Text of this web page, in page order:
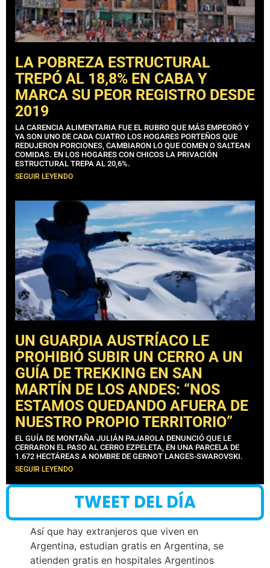
LA POBREZA ESTRUCTURAL
TREPÓ AL 18,8% EN CABA Y
MARCA SU PEOR REGISTRO DESDE
2019
LA CARENCIA ALIMENTARIA FUE EL RUBRO QUE MÁS EMPEORÓ Y
YA SON UNO DE CADA CUATRO LOS HOGARES PORTEÑOS QUE
REDUJERON PORCIONES, CAMBIARON LO QUE COMEN O SALTEAN
COMIDAS. EN LOS HOGARES CON CHICOS LA PRIVACIÓN
ESTRUCTURAL TREPA AL 20,6%.
SEGUIR LEYENDO
UN GUARDIA AUSTRÍACO LE
PROHIBIÓ SUBIR UN CERRO A UN
GUÍA DE TREKKING EN SAN
MARTÍN DE LOS ANDES: “NOS
ESTAMOS QUEDANDO AFUERA DE
NUESTRO PROPIO TERRITORIO”
EL GUÍA DE MONTAÑA JULIÁN PAJAROLA DENUNCIÓ QUE LE
CERRARON EL PASO AL CERRO EZPELETA, EN UNA PARCELA DE
1.672 HECTÁREAS A NOMBRE DE GERNOT LANGES-SWAROVSKI.
SEGUIR LEYENDO
TWEET DEL DÍA
Así que hay extranjeros que viven en
Argentina, estudian gratis en Argentina, se
atienden gratis en hospitales Argentinos